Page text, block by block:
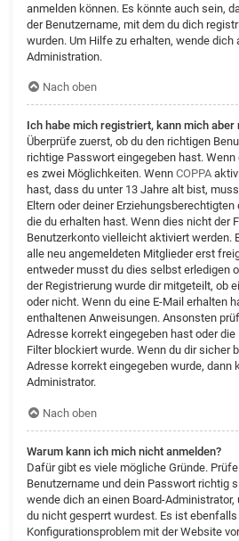
anmelden können. Es könnte auch sein,
der Benutzername, mit dem du dich
wurden. Um Hilfe zu erhalten, wende dich
Administration.
Nach oben
Ich habe mich registriert, kann mich aber
Überprüfe zuerst, ob du den richtigen
richtige Passwort eingegeben hast.
es zwei Möglichkeiten. Wenn COPPA
hast, dass du unter 13 Jahre alt bist,
Eltern oder deiner
die du erhalten hast. Wenn dies nicht der
Benutzerkonto vielleicht aktiviert werden.
alle neu angemeldeten Mitglieder erst
entweder musst du dies selbst erledigen
der Registrierung wurde dir mitgeteilt, ob
oder nicht. Wenn du eine E-Mail erhalten
enthaltenen Anweisungen. Ansonsten
Adresse korrekt eingegeben hast oder die
Filter blockiert wurde. Wenn du dir sicher
Adresse korrekt eingegeben wurde, dann
Administrator.
Nach oben
Warum kann ich mich nicht anmelden?
Dafür gibt es viele mögliche Gründe.
Benutzername und dein Passwort richtig
wende dich an einen Board-
du nicht gesperrt wurdest. Es ist
Konfigurationsproblem mit der Website